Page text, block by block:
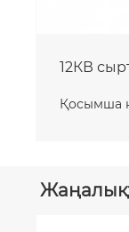
12КВ
Қосымша